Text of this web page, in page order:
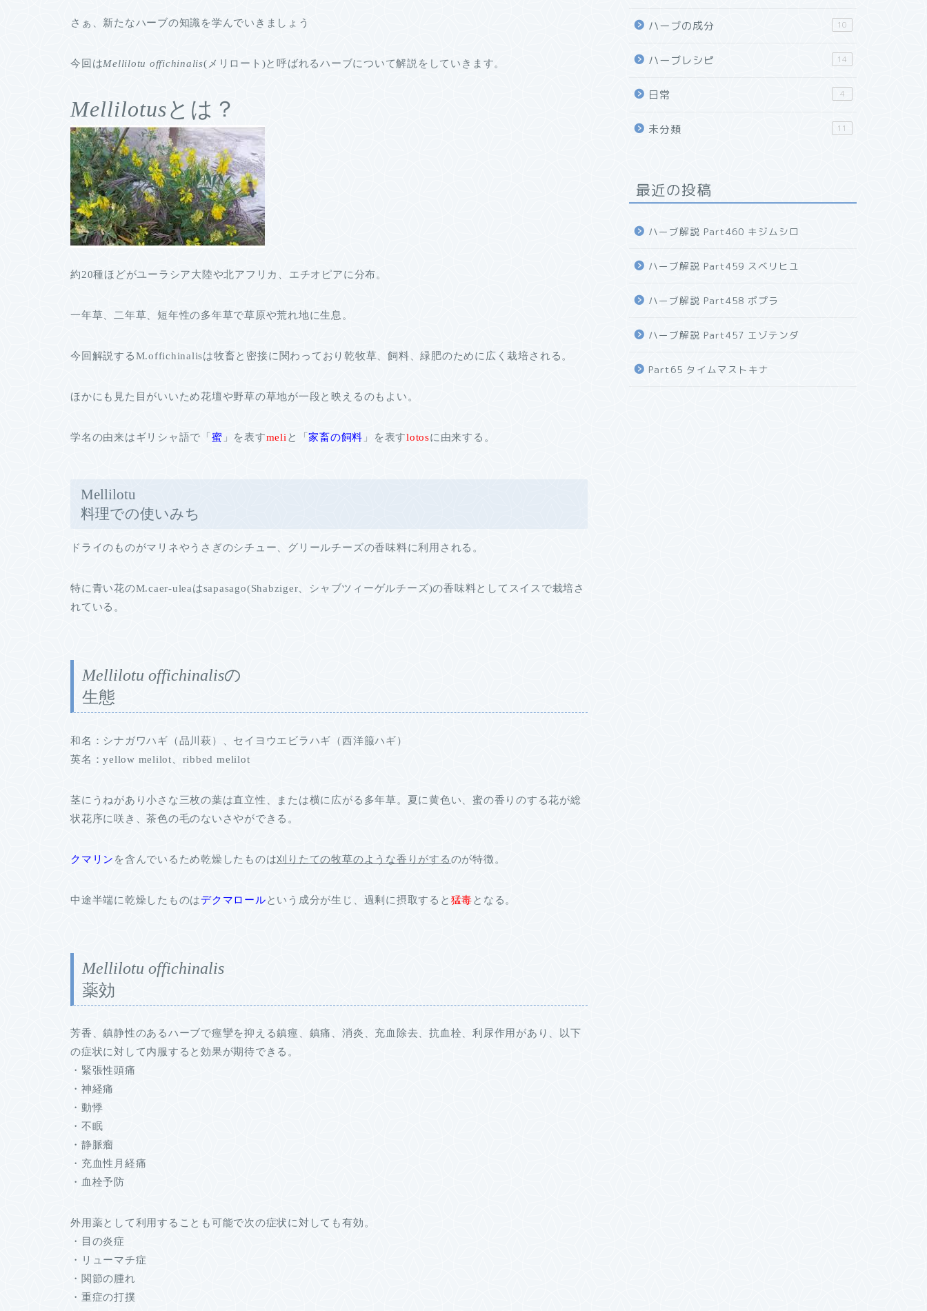
さぁ、新たなハーブの知識を学んでいきましょう
今回はMellilotu offichinalis(メリロート)と呼ばれるハーブについて解説をしていきます。
Mellilotusとは？
約20種ほどがユーラシア大陸や北アフリカ、エチオピアに分布。
一年草、二年草、短年性の多年草で草原や荒れ地に生息。
今回解説するM.offichinalisは牧畜と密接に関わっており乾牧草、飼料、緑肥のために広く栽培される。
ほかにも見た目がいいため花壇や野草の草地が一段と映えるのもよい。
学名の由来はギリシャ語で「蜜 」を表すmeli と「家畜の飼料 」を表すlotosに由来する。
Mellilotu
料理での使いみち
ドライのものがマリネやうさぎのシチュー、グリールチーズの香味料に利用される。
特に青い花のM.caer-uleaはsapasago(Shabziger、シャブツィーゲルチーズ)の香味料としてスイスで栽培さ
れている。
Mellilotu offichinalisの
生態
和名：シナガワハギ（品川萩）、セイヨウエビラハギ（西洋箙ハギ）
英名：yellow melilot、ribbed melilot
茎にうねがあり小さな三枚の葉は直立性、または横に広がる多年草。夏に黄色い、蜜の香りのする花が総
状花序に咲き、茶色の毛のないさやができる。
クマリン を含んでいるため乾燥したものは刈りたての牧草のような香りがするのが特徴。
中途半端に乾燥したものはデクマロールという成分が生じ、過剰に摂取すると 猛毒となる。
Mellilotu offichinalis
薬効
芳香、鎮静性のあるハーブで痙攣を抑える鎮痙、鎮痛、消炎、充血除去、抗血栓、利尿作用があり、以下
の症状に対して内服すると効果が期待できる。
・緊張性頭痛
・神経痛
・動悸
・不眠
・静脈瘤
・充血性月経痛
・血栓予防
外用薬として利用することも可能で次の症状に対しても有効。
・目の炎症
・リューマチ症
・関節の腫れ
・重症の打撲
ハーブの成分 10
ハーブレシピ 14
日常 4
未分類 11
最近の投稿
ハーブ解説 Part460 キジムシロ
ハーブ解説 Part459 スベリヒユ
ハーブ解説 Part458 ポプラ
ハーブ解説 Part457 エゾテンダ
Part65 タイムマストキナ